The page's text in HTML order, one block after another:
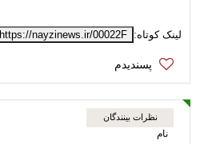
لینک کوتاه: https://nayzinews.ir/00022F
نظرات بینندگان
نام